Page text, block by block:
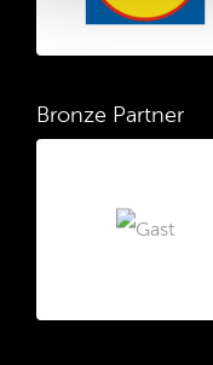
Bronze Partner